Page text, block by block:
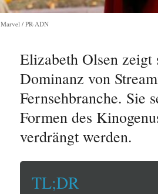
Marvel / PR-ADN
Elizabeth Olsen zeigt
Dominanz von
Fernsehbranche. Sie
Formen des
verdrängt werden.
TL;DR